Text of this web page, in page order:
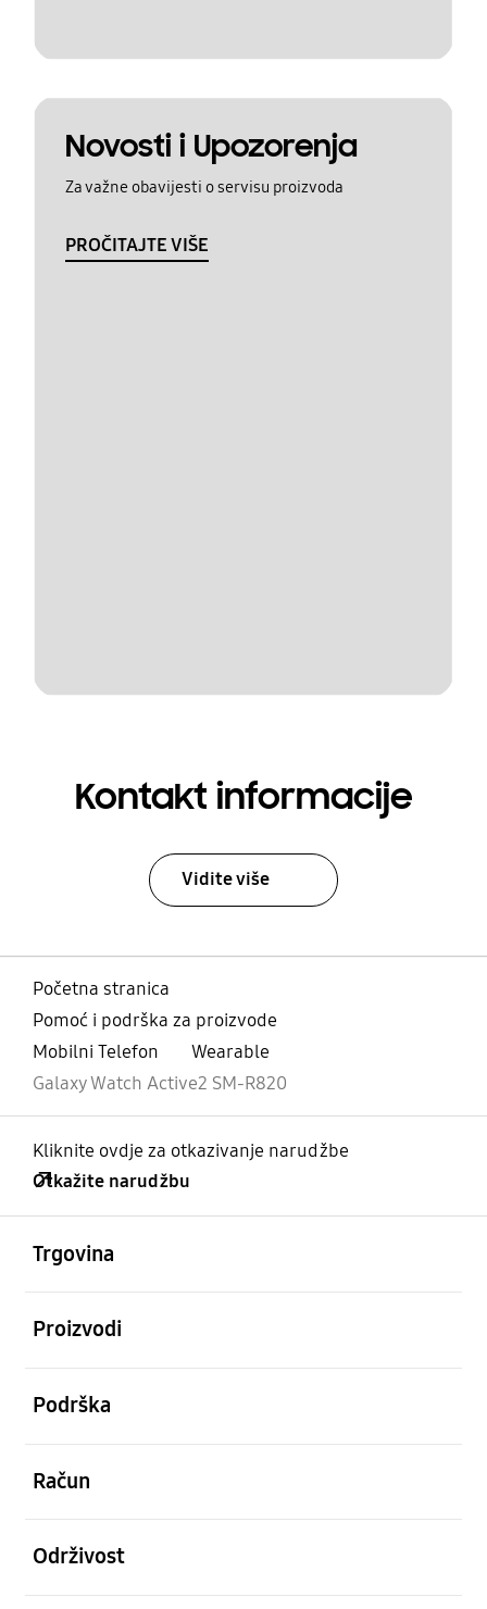
Novosti i Upozorenja
Za važne obavijesti o servisu proizvoda
PROČITAJTE VIŠE
Kontakt informacije
Vidite više
Početna stranica
Pomoć i podrška za proizvode
Mobilni Telefon
Wearable
Galaxy Watch Active2 SM-R820
Kliknite ovdje za otkazivanje narudžbe
Otkažite narudžbu
Trgovina
Proizvodi
Podrška
Račun
Održivost